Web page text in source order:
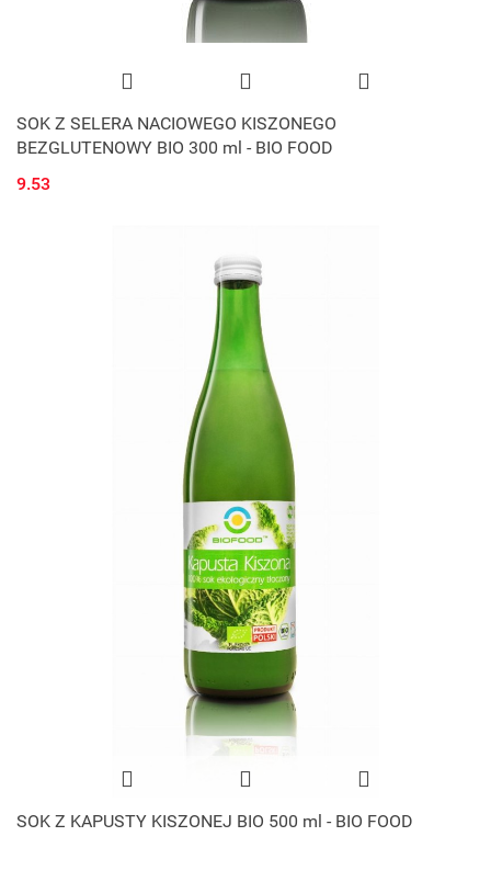
SOK Z SELERA NACIOWEGO KISZONEGO
BEZGLUTENOWY BIO 300 ml - BIO FOOD
9.53
SOK Z KAPUSTY KISZONEJ BIO 500 ml - BIO FOOD